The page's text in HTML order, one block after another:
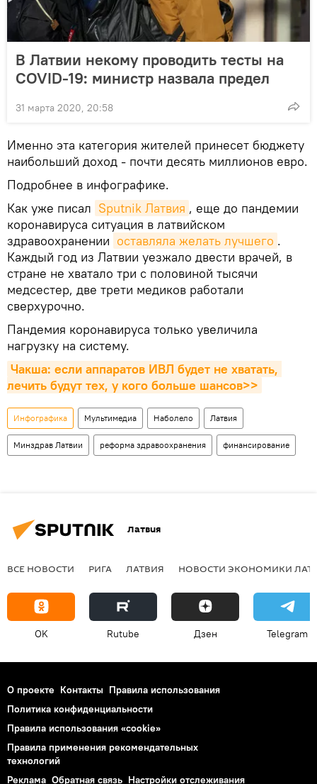
В Латвии некому проводить тесты на
COVID-19: министр назвала предел
31 марта 2020, 20:58
Именно эта категория жителей принесет бюджету
наибольший доход - почти десять миллионов евро.
Подробнее в инфографике.
Как уже писал Sputnik Латвия , еще до пандемии
коронавируса ситуация в латвийском
здравоохранении оставляла желать лучшего .
Каждый год из Латвии уезжало двести врачей, в
стране не хватало три с половиной тысячи
медсестер, две трети медиков работали
сверхурочно.
Пандемия коронавируса только увеличила
нагрузку на систему.
Чакша: если аппаратов ИВЛ будет не хватать,
лечить будут тех, у кого больше шансов>>
Инфографика Мультимедиа Наболело Латвия
Минздрав Латвии реформа здравоохранения финансирование
Латвия
ВСЕ НОВОСТИ РИГА ЛАТВИЯ НОВОСТИ ЭКОНОМИКИ
OK Rutube Дзен Telegram
О проекте Контакты Правила использования
Политика конфиденциальности
Правила использования «cookie»
Правила применения рекомендательных
технологий
Реклама Обратная связь Настройки отслеживания